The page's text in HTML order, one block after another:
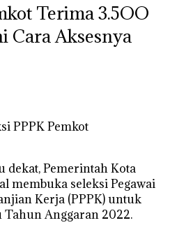
Terima 3.5OO
Cara Aksesnya
PPPK Pemkot
dekat, Pemerintah Kota
membuka seleksi Pegawai
Kerja (PPPK) untuk
Tahun Anggaran 2022.